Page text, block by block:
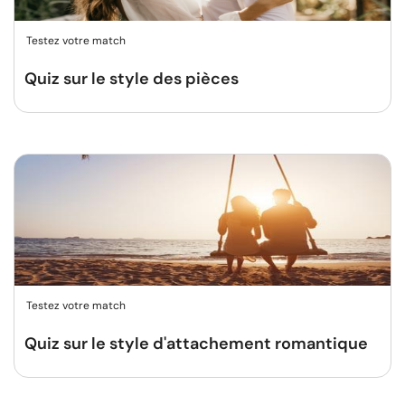
Testez votre match
Quiz sur le style des pièces
Testez votre match
Quiz sur le style d'attachement romantique